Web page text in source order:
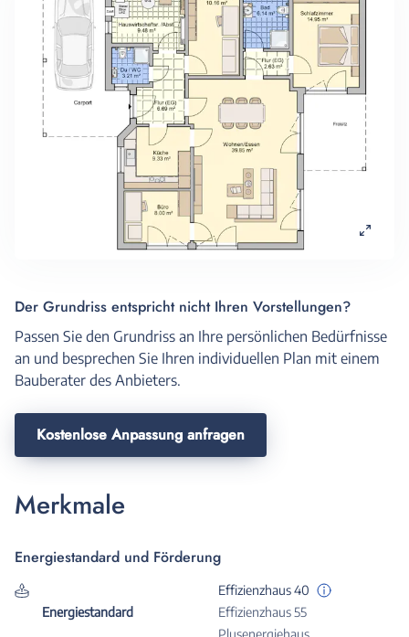
Der Grundriss entspricht nicht Ihren Vorstellungen?
Passen Sie den Grundriss an Ihre persönlichen Bedürfnisse
an und besprechen Sie Ihren individuellen Plan mit einem
Bauberater des Anbieters.
Kostenlose Anpassung anfragen
Merkmale
Energiestandard und Förderung
Energiestandard
Effizienzhaus 40
Effizienzhaus 55
Plusenergiehaus